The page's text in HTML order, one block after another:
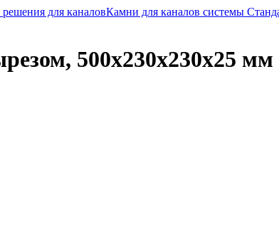
для каналовКамни для каналов системы
500x230x230x25